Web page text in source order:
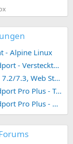
- Alpine Linux
Telekom Speedport - Versteckte Konfigurationen
Synology DSM 7.2/7.3, Web Station 4, Webdienst und Webportal erstellen (ehemals vHost)
Telekom Speedport Pro Plus - Telefonie einrichten
Telekom Speedport Pro Plus - Netzwerk einrichten